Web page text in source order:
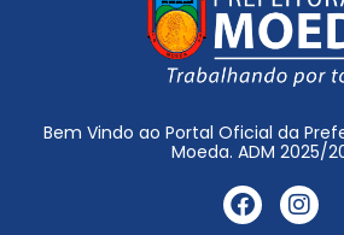
Bem Vindo ao Portal Oficial da
Moeda. ADM 2025/